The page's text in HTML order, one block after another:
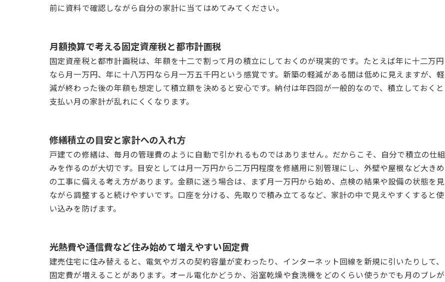
前に資料で確認しながら自分の家計に当てはめてみてください。
月額換算で考える固定資産税と都市計画税
固定資産税と都市計画税は、年額を十二で割って月の積立にしておくのが現実的です。たとえば年に十二万円
なら月一万円、年に十八万円なら月一万五千円という感覚です。新築の軽減がある間は低めに見えますが、軽
減が終わった後の年額も想定して積立額を決めると安心です。納付は年四回が一般的なので、積立しておくと
支払い月の家計が乱れにくくなります。
修繕積立の目安と家計への入れ方
戸建ての修繕は、毎月の管理費のように自動で引かれるものではありません。だからこそ、自分で積立の仕組
みを作るのが大切です。目安としては月一万円から二万円程度を修繕用に別管理にし、外壁や屋根など大きめ
の工事に備える考え方があります。金額に迷う場合は、まず月一万円から始め、点検の結果や設備の状態を見
ながら調整すると続けやすいです。口座を分ける、先取りで積み立てるなど、家計の中で見えやすくすると使
い込みを防げます。
光熱費や通信費など住み始めて増えやすい固定費
建売住宅に住み替えると、電気やガスの契約容量が変わったり、インターネット回線を新規に引いたりして、
固定費が増えることがあります。オール電化かどうか、浴室乾燥や食洗機をどのくらい使うかでも月のブレが